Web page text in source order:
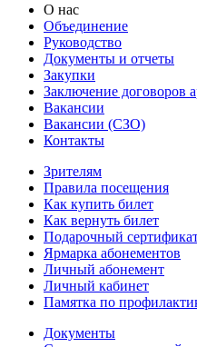
О нас
Объединение
Руководство
Документы и отчеты
Закупки
Заключение договоров
Вакансии
Вакансии (СЗО)
Контакты
Зрителям
Правила посещения
Как купить билет
Как вернуть билет
Подарочный
Ярмарка абонементов
Личный абонемент
Личный кабинет
Памятка по
Документы